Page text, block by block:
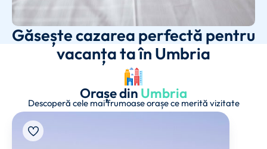
Găsește cazarea perfectă pentru
vacanța ta în Umbria
Orașe din Umbria
Descoperă cele mai frumoase orașe ce merită vizitate